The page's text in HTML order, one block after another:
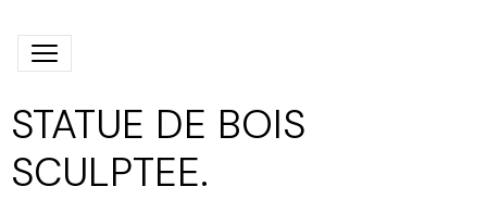
STATUE DE BOIS
SCULPTEE.